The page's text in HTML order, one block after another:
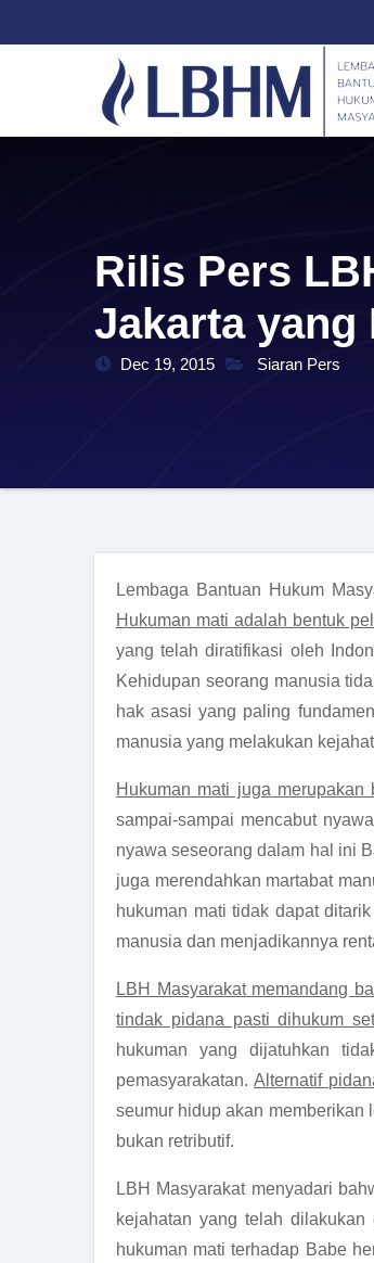
to
Rilis Pers
Jakarta yang
Dec 19, 2015 Siaran Pers
Lembaga Bantuan Hukum
Hukuman mati adalah bentuk
yang telah diratifikasi oleh
Kehidupan seorang manusia
hak asasi yang paling
manusia yang melakukan
Hukuman mati juga
sampai-sampai mencabut
nyawa seseorang dalam hal ini
juga merendahkan martabat
hukuman mati tidak dapat
manusia dan menjadikannya
LBH Masyarakat memandang
tindak pidana pasti dihukum
hukuman yang dijatuhkan
pemasyarakatan.Alternatif
seumur hidup akan memberikan
bukan retributif.
LBH Masyarakat menyadari
kejahatan yang telah
hukuman mati terhadap Babe